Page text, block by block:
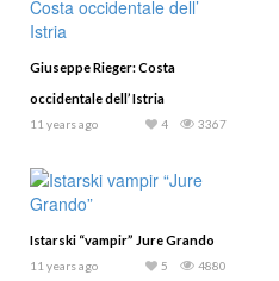
Giuseppe Rieger: Costa
occidentale dell’ Istria
11 years ago 3367
4
Istarski “vampir” Jure Grando
11 years ago 4880
5